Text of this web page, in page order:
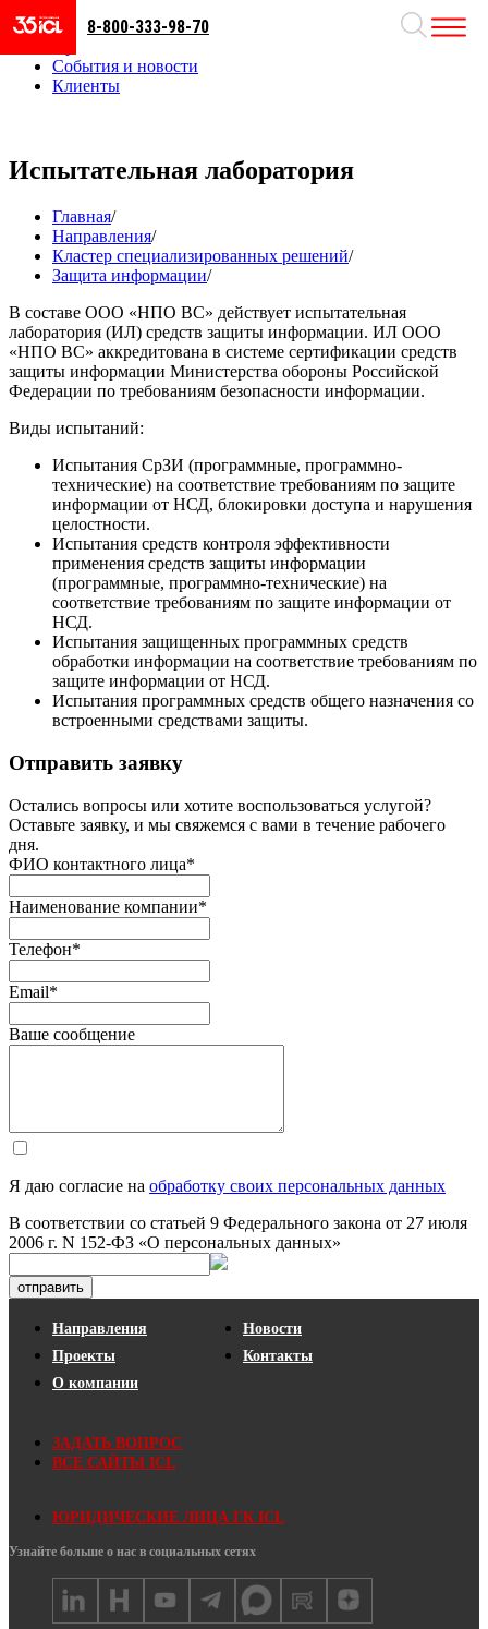
Направления
События и новости
Клиенты
8-800-333-98-70
Испытательная лаборатория
Главная/
Направления/
Кластер специализированных решений/
Защита информации/
В составе ООО «НПО ВС» действует испытательная
лаборатория (ИЛ) средств защиты информации. ИЛ ООО
«НПО ВС» аккредитована в системе сертификации средств
защиты информации Министерства обороны Российской
Федерации по требованиям безопасности информации.
Виды испытаний:
Испытания СрЗИ (программные, программно-
технические) на соответствие требованиям по защите
информации от НСД, блокировки доступа и нарушения
целостности.
Испытания средств контроля эффективности
применения средств защиты информации
(программные, программно-технические) на
соответствие требованиям по защите информации от
НСД.
Испытания защищенных программных средств
обработки информации на соответствие требованиям по
защите информации от НСД.
Испытания программных средств общего назначения со
встроенными средствами защиты.
Отправить заявку
Остались вопросы или хотите воспользоваться услугой?
Оставьте заявку, и мы свяжемся с вами в течение рабочего
дня.
ФИО контактного лица*
Наименование компании*
Телефон*
Email*
Ваше сообщение
Я даю согласие на обработку своих персональных данных
В соответствии со статьей 9 Федерального закона от 27 июля
2006 г. N 152-ФЗ «О персональных данных»
отправить
Направления
Проекты
О компании
Новости
Контакты
ЗАДАТЬ ВОПРОС
ВСЕ САЙТЫ ICL
ЮРИДИЧЕСКИЕ ЛИЦА ГК ICL
Узнайте больше о нас в социальных сетях